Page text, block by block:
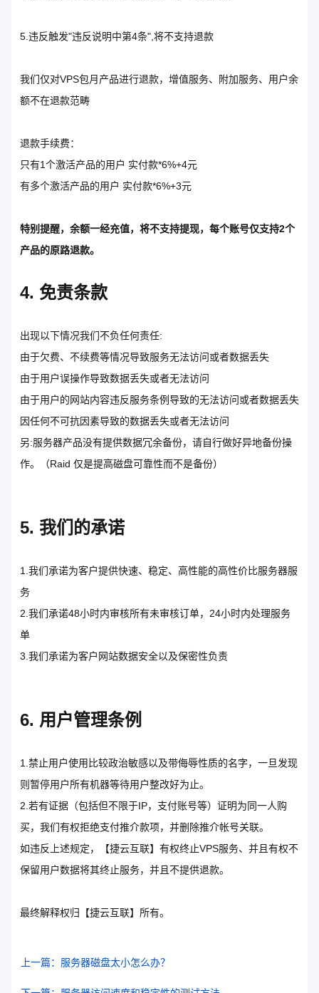
5.违反触发"违反说明中第4条",将不支持退款
我们仅对VPS包月产品进行退款，增值服务、附加服务、用户余
额不在退款范畴
退款手续费：
只有1个激活产品的用户 实付款*6%+4元
有多个激活产品的用户 实付款*6%+3元
特别提醒，余额一经充值，将不支持提现，每个账号仅支持2个
产品的原路退款。
4. 免责条款
出现以下情况我们不负任何责任:
由于欠费、不续费等情况导致服务无法访问或者数据丢失
由于用户误操作导致数据丢失或者无法访问
由于用户的网站内容违反服务条例导致的无法访问或者数据丢失
因任何不可抗因素导致的数据丢失或者无法访问
另:服务器产品没有提供数据冗余备份，请自行做好异地备份操
作。（Raid 仅是提高磁盘可靠性而不是备份）
5. 我们的承诺
1.我们承诺为客户提供快速、稳定、高性能的高性价比服务器服
务
2.我们承诺48小时内审核所有未审核订单，24小时内处理服务
单
3.我们承诺为客户网站数据安全以及保密性负责
6. 用户管理条例
1.禁止用户使用比较政治敏感以及带侮辱性质的名字，一旦发现
则暂停用户所有机器等待用户整改好为止。
2.若有证据（包括但不限于IP，支付账号等）证明为同一人购
买，我们有权拒绝支付推介款项，并删除推介帐号关联。
如违反上述规定，【捷云互联】有权终止VPS服务、并且有权不
保留用户数据将其终止服务，并且不提供退款。
最终解释权归【捷云互联】所有。
上一篇：服务器磁盘太小怎么办？